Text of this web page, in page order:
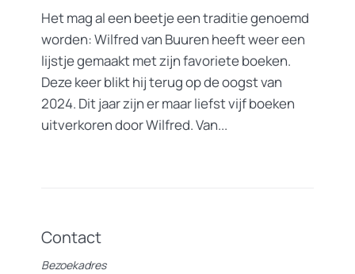
Het mag al een beetje een traditie genoemd
worden: Wilfred van Buuren heeft weer een
lijstje gemaakt met zijn favoriete boeken.
Deze keer blikt hij terug op de oogst van
2024. Dit jaar zijn er maar liefst vijf boeken
uitverkoren door Wilfred. Van...
Contact
Bezoekadres